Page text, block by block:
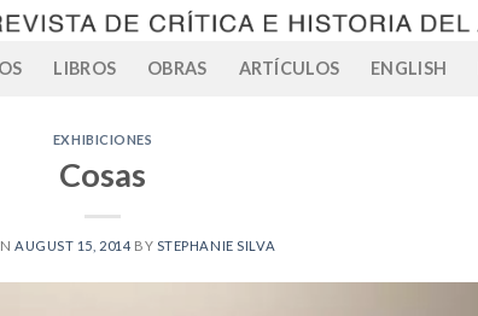
LIBROS OBRAS ARTÍCULOS ENGLISH
EXHIBICIONES
Cosas
AUGUST 15, 2014 BY STEPHANIE SILVA